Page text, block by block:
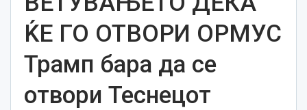
ЌЕ ГО ОТВОРИ ОРМУС
Трамп бара да се
отвори Теснецот